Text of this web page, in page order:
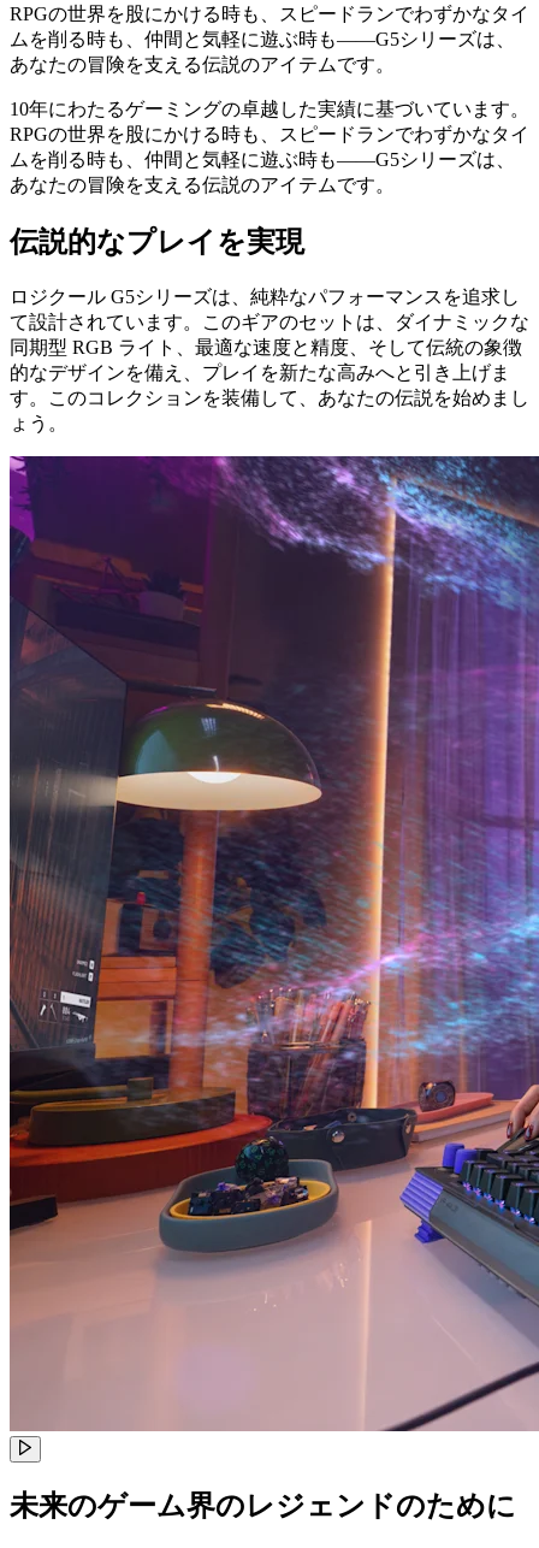
RPGの世界を股にかける時も、スピードランでわずかなタイ
ムを削る時も、仲間と気軽に遊ぶ時も——G5シリーズは、
あなたの冒険を支える伝説のアイテムです。
10年にわたるゲーミングの卓越した実績に基づいています。
RPGの世界を股にかける時も、スピードランでわずかなタイ
ムを削る時も、仲間と気軽に遊ぶ時も——G5シリーズは、
あなたの冒険を支える伝説のアイテムです。
伝説的なプレイを実現
ロジクール G5シリーズは、純粋なパフォーマンスを追求し
て設計されています。このギアのセットは、ダイナミックな
同期型 RGB ライト、最適な速度と精度、そして伝統の象徴
的なデザインを備え、プレイを新たな高みへと引き上げま
す。このコレクションを装備して、あなたの伝説を始めまし
ょう。
未来のゲーム界のレジェンドのために